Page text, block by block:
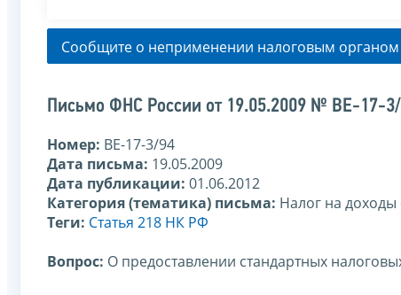
Сообщите о неприменении налоговым органом
Письмо ФНС России от 19.05.2009 № ВЕ-17-
Номер: ВЕ-17-3/94
Дата письма: 19.05.2009
Дата публикации: 01.06.2012
Категория (тематика) письма: Налог на
Теги: Статья 218 НК РФ
Вопрос: О предоставлении стандартных